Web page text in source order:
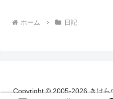
ホーム 日記
Copyright © 2005-2026 きはら